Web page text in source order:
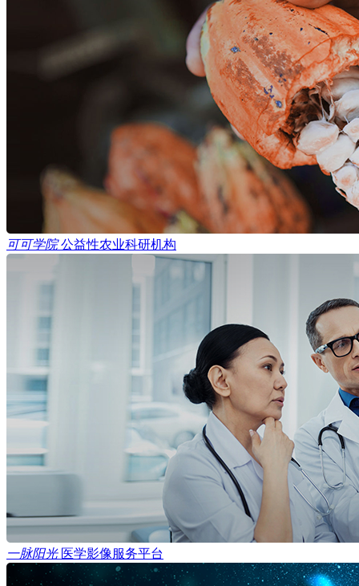
可可学院 公益性农业科研机构
一脉阳光 医学影像服务平台